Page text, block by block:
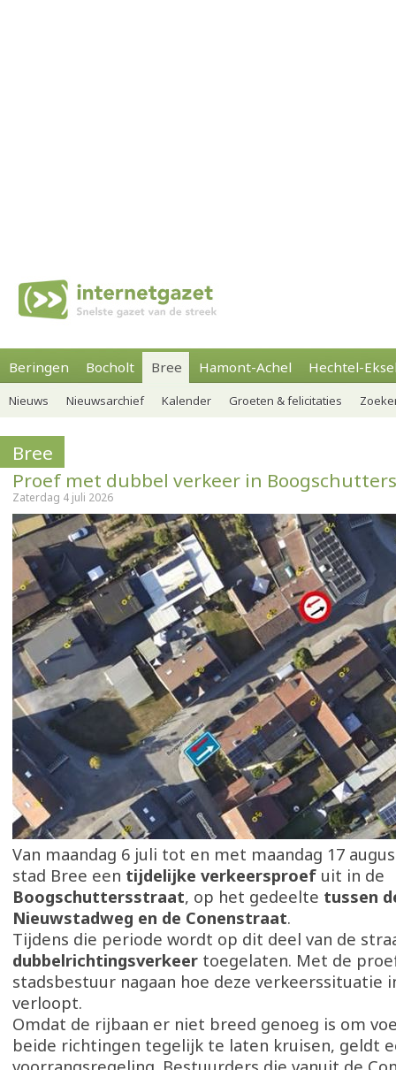
Beringen Bocholt Bree Hamont-Achel Hechtel-
Nieuws Nieuwsarchief Kalender Groeten & felicitaties
Bree
Proef met dubbel verkeer in
Zaterdag 4 juli 2026
Van maandag 6 juli tot en met maandag 17
stad Bree een tijdelijke verkeersproef uit in de
Boogschuttersstraat, op het gedeelte tussen
Nieuwstadweg en de Conenstraat.
Tijdens die periode wordt op dit deel van de
dubbelrichtingsverkeer toegelaten. Met de
stadsbestuur nagaan hoe deze verkeerssituatie
verloopt.
Omdat de rijbaan er niet breed genoeg is om
beide richtingen tegelijk te laten kruisen, geldt